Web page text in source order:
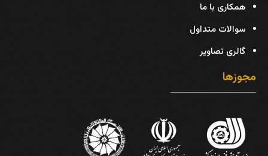
همکاری با ما
سوالات متداول
گالری تصاویر
مجوزها